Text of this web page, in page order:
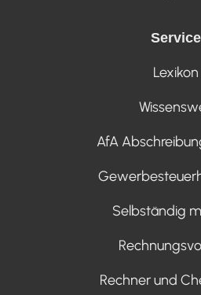
Service
Lexikon
AfA
Selbständig
Rechner und